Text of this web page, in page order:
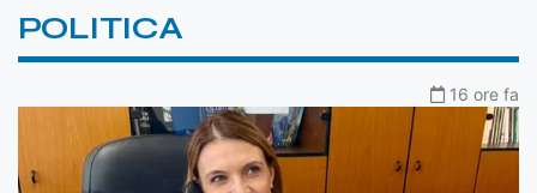
POLITICA
16 ore fa